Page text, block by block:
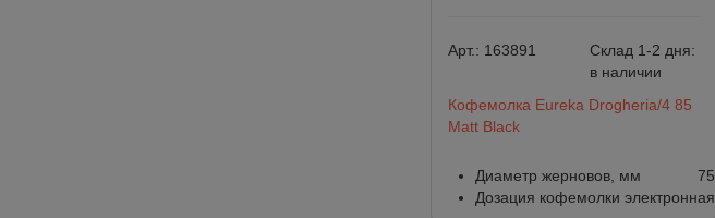
Арт.: 163891
Склад 1-2 дня:
в наличии
Кофемолка Eureka Drogheria/4 85
Matt Black
Диаметр жерновов, мм
75
Дозация кофемолки электронная